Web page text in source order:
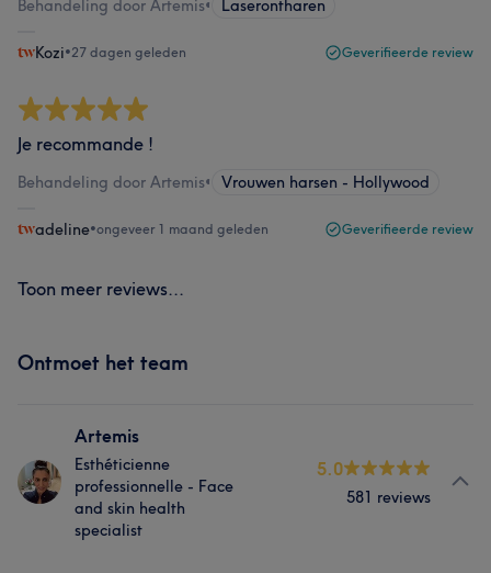
Behandeling door Artemis• Laserontharen
Kozi•27 dagen geleden Geverifieerde review
Je recommande !
Behandeling door Artemis• Vrouwen harsen - Hollywood
adeline•ongeveer 1 maand geleden Geverifieerde review
Toon meer reviews...
Ontmoet het team
Artemis
Esthéticienne
professionnelle - Face
and skin health
specialist
5.0
581 reviews